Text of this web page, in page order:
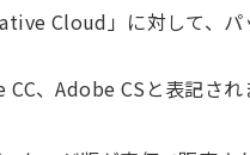
Cloud 」に対して、
、Adobe CSと表記され